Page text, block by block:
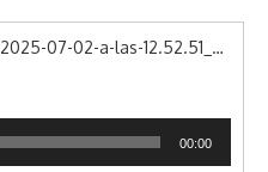
Audio-de-WhatsApp-2025-07-02-a-las-12.52.51_5602ef19.dat
00:00